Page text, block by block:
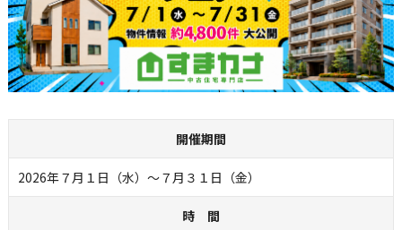
開催期間
2026年７月１日（水）～７月３１日（金）
時 間